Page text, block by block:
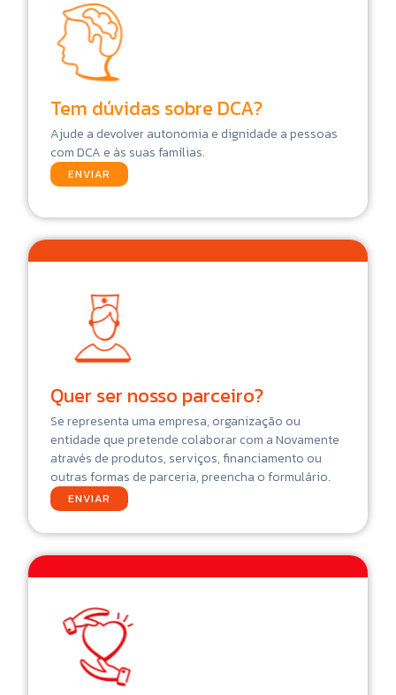
Tem dúvidas sobre DCA?
Ajude a devolver autonomia e dignidade a pessoas
com DCA e às suas famílias.
ENVIAR
Quer ser nosso parceiro?
Se representa uma empresa, organização ou
entidade que pretende colaborar com a Novamente
através de produtos, serviços, financiamento ou
outras formas de parceria, preencha o formulário.
ENVIAR